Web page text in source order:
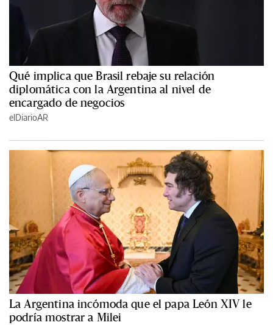
Qué implica que Brasil rebaje su relación
diplomática con la Argentina al nivel de
encargado de negocios
elDiarioAR
La Argentina incómoda que el papa León XIV le
podría mostrar a Milei